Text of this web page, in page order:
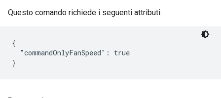
Questo comando richiede i seguenti attributi:
{
  "commandOnlyFanSpeed": true